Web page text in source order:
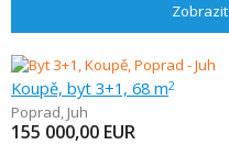
Zobrazit
Koupě, byt 3+1, 68 m2
Poprad, Juh
155 000,00 EUR